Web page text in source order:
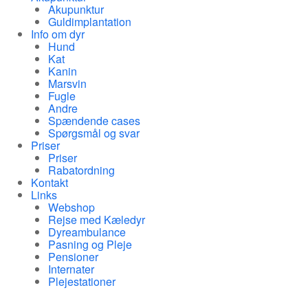
Akupunktur
Guldimplantation
Info om dyr
Hund
Kat
Kanin
Marsvin
Fugle
Andre
Spændende cases
Spørgsmål og svar
Priser
Priser
Rabatordning
Kontakt
Links
Webshop
Rejse med Kæledyr
Dyreambulance
Pasning og Pleje
Pensioner
Internater
Plejestationer